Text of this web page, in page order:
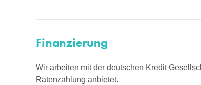
Finanzierung
Wir arbeiten mit der deutschen Kredit
Ratenzahlung anbietet.